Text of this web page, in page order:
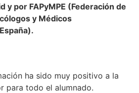
y por FAPyMPE (Federación de
y Médicos
ha sido muy positivo a la
para todo el alumnado.